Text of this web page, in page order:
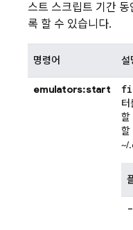
스트 스크립트 기간
록 할 수 있습니다.
명령어 설
emulators:start
터
할
할
~/